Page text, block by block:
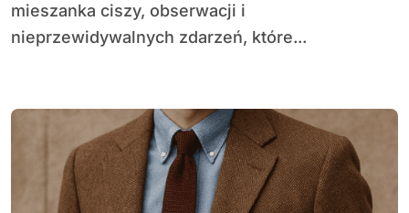
mieszanka ciszy, obserwacji i
nieprzewidywalnych zdarzeń, które...